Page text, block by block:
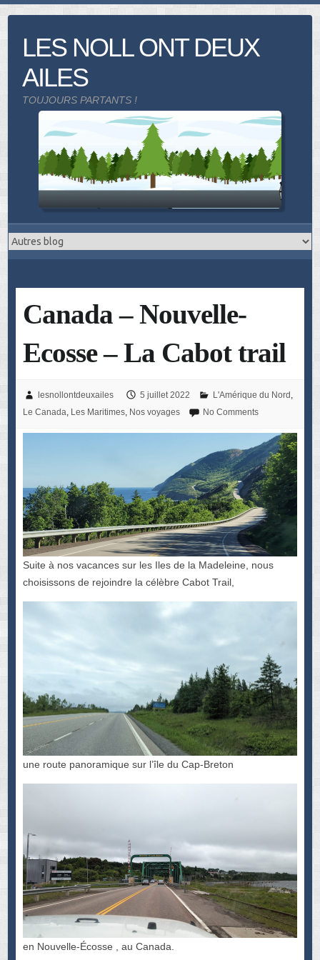
LES NOLL ONT DEUX
AILES
TOUJOURS PARTANTS !
Canada – Nouvelle-
Ecosse – La Cabot trail
lesnollontdeuxailes 5 juillet 2022 L'Amérique du Nord
Le Canada Les Maritimes, Nos voyages No Comments
Suite à nos vacances sur les Iles de la Madeleine, nous
choisissons de rejoindre la célèbre Cabot Trail,
une route panoramique sur l’île du Cap-Breton
en Nouvelle-Écosse , au Canada.